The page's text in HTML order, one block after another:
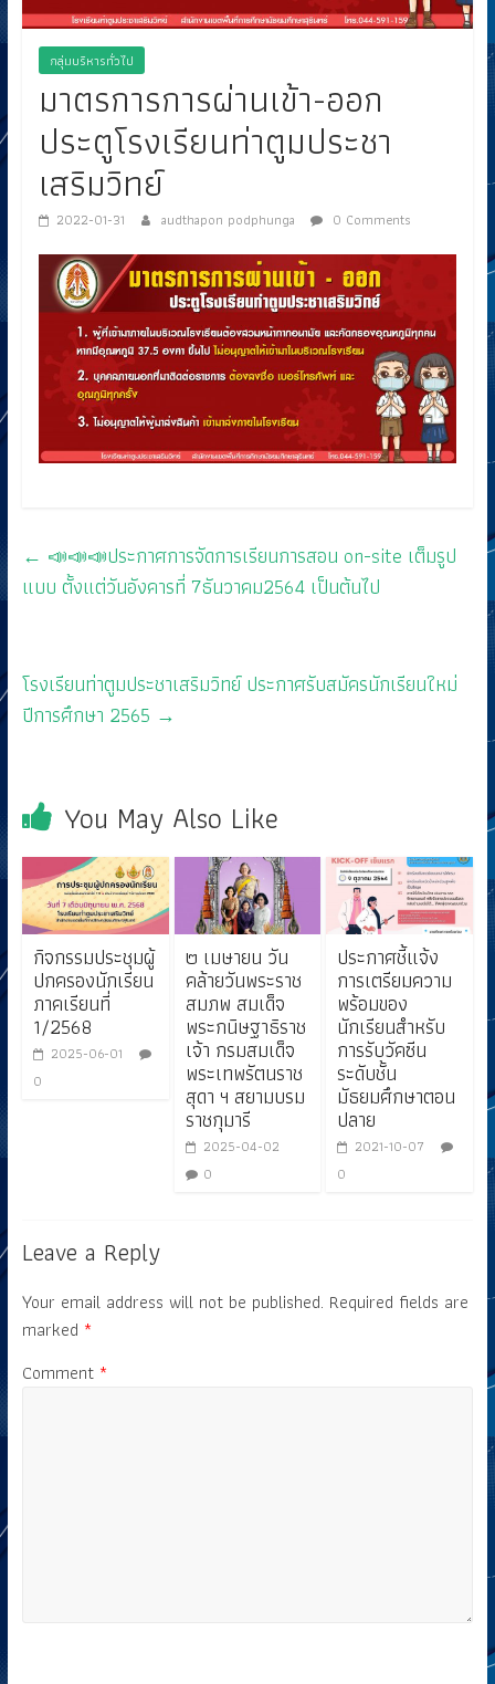
กลุ่มบริหารทั่วไป
มาตรการการผ่านเข้า-ออก
ประตูโรงเรียนท่าตูมประชา
เสริมวิทย์
2022-01-31 audthapon podphunga 0 Comments
← 📣📣📣ประกาศการจัดการเรียนการสอน on-site เต็มรูป
แบบ ตั้งแต่วันอังคารที่ 7ธันวาคม2564 เป็นต้นไป
โรงเรียนท่าตูมประชาเสริมวิทย์ ประกาศรับสมัครนักเรียนใหม่
ปีการศึกษา 2565 →
You May Also Like
กิจกรรมประชุมผู้
ปกครองนักเรียน
ภาคเรียนที่
1/2568
2025-06-01
0
๒ เมษายน วัน
คล้ายวันพระราช
สมภพ สมเด็จ
พระกนิษฐาธิราช
เจ้า กรมสมเด็จ
พระเทพรัตนราช
สุดา ฯ สยามบรม
ราชกุมารี
2025-04-02
0
ประกาศชี้แจ้ง
การเตรียมความ
พร้อมของ
นักเรียนสำหรับ
การรับวัคซีน
ระดับชั้น
มัธยมศึกษาตอน
ปลาย
2021-10-07
0
Leave a Reply
Your email address will not be published. Required fields are
marked *
Comment *